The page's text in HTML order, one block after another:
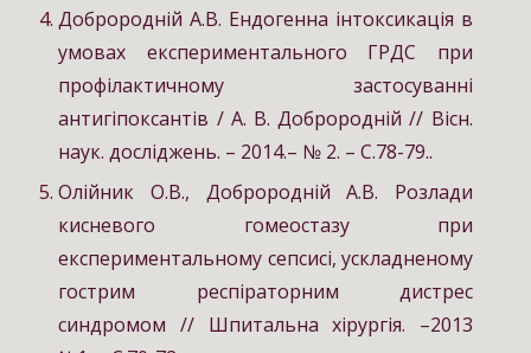
Доброродній А.В. Ендогенна інтоксикація в
умовах експериментального ГРДС при
профілактичному застосуванні
антигіпоксантів / А. В. Доброродній // Вісн.
наук. досліджень. – 2014.– № 2. – С.78-79..
Олійник О.В., Доброродній А.В. Розлади
кисневого гомеостазу при
експериментальному сепсисі, ускладненому
гострим респіраторним дистрес
синдромом // Шпитальна хірургія. –2013